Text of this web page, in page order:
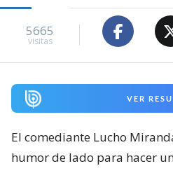
5665
visitas
VER
El comediante Lucho
humor de lado para hacer